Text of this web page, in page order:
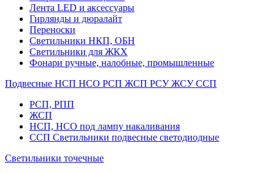
Лента LED и аксессуары
Гирлянды и дюралайт
Переноски
Светильники НКП, ОБН
Светильники для ЖКХ
Фонари ручные, налобные, промышленные
Подвесные НСП НСО РСП ЖСП РСУ ЖСУ ССП
РСП, РПП
ЖСП
НСП, НСО под лампу накаливания
ССП Светильники подвесные светодиодные
Светильники точечные